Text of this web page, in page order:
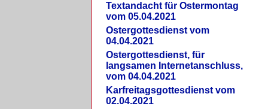
Textandacht für Ostermontag
vom 05.04.2021
Ostergottesdienst vom
04.04.2021
Ostergottesdienst, für
langsamen Internetanschluss,
vom 04.04.2021
Karfreitagsgottesdienst vom
02.04.2021